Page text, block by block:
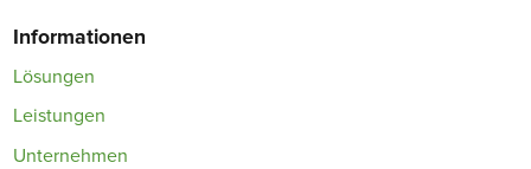
Informationen
Lösungen
Leistungen
Unternehmen